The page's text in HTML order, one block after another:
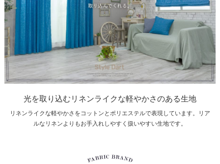
光を取り込むリネンライクな軽やかさのある生地
リネンライクな軽やかさをコットンとポリエステルで表現しています。リア
ルなリネンよりもお手入れしやすく扱いやすい生地です。